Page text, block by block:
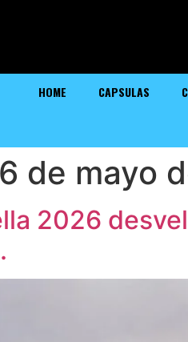
HOME CAPSULAS
de mayo
2026